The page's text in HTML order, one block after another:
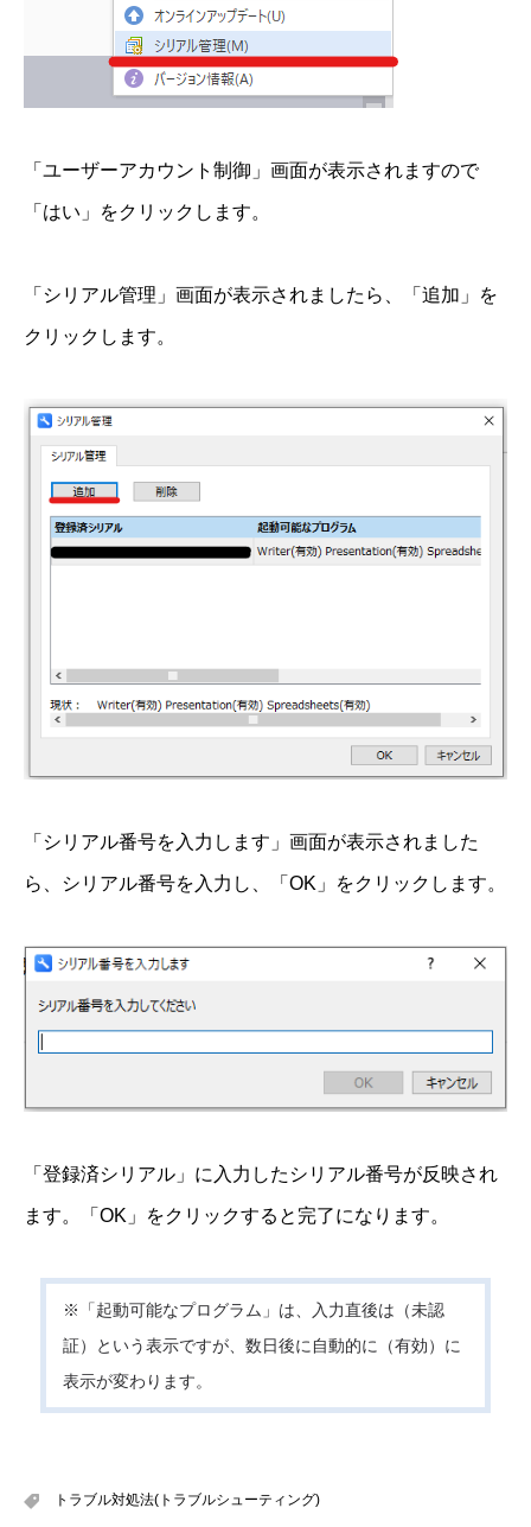
「ユーザーアカウント制御」画面が表示されますので
「はい」をクリックします。
「シリアル管理」画面が表示されましたら、「追加」を
クリックします。
「シリアル番号を入力します」画面が表示されました
ら、シリアル番号を入力し、「OK」をクリックします。
「登録済シリアル」に入力したシリアル番号が反映され
ます。「OK」をクリックすると完了になります。
※「起動可能なプログラム」は、入力直後は（未認
証）という表示ですが、数日後に自動的に（有効）に
表示が変わります。
トラブル対処法(トラブルシューティング)